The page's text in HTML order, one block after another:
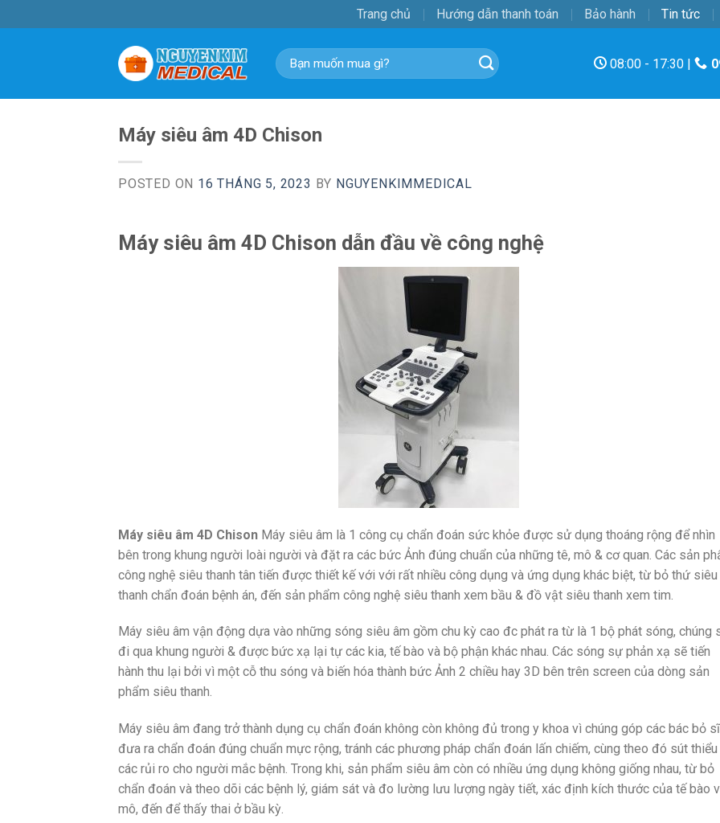
to
Trang chủ Hướng dẫn thanh toán Bảo hành Tin tức
Tìm
kiếm:
08:00 - 17:30 |
Máy siêu âm 4D Chison
POSTED ON 16 THÁNG 5, 2023 BY NGUYENKIMMEDICAL
Máy siêu âm 4D Chison dẫn đầu về công nghệ
Máy siêu âm 4D Chison Máy siêu âm là 1 công cụ chẩn đoán sức khỏe được sử dụng thoáng rộng để nhìn
bên trong khung người loài người và đặt ra các bức Ảnh đúng chuẩn của những tê, mô & cơ quan. Các sản
công nghệ siêu thanh tân tiến được thiết kế với với rất nhiều công dụng và ứng dụng khác biệt, từ bỏ thứ siêu
thanh chẩn đoán bệnh án, đến sản phẩm công nghệ siêu thanh xem bầu & đồ vật siêu thanh xem tim.
Máy siêu âm vận động dựa vào những sóng siêu âm gồm chu kỳ cao đc phát ra từ là 1 bộ phát sóng, chúng
đi qua khung người & được bức xạ lại tự các kia, tế bào và bộ phận khác nhau. Các sóng sự phản xạ sẽ tiến
hành thu lại bởi vì một cỗ thu sóng và biến hóa thành bức Ảnh 2 chiều hay 3D bên trên screen của dòng sản
phẩm siêu thanh.
Máy siêu âm đang trở thành dụng cụ chẩn đoán không còn không đủ trong y khoa vì chúng góp các bác bỏ sĩ
đưa ra chẩn đoán đúng chuẩn mực rộng, tránh các phương pháp chẩn đoán lấn chiếm, cùng theo đó sút thiểu
các rủi ro cho người mắc bệnh. Trong khi, sản phẩm siêu âm còn có nhiều ứng dụng không giống nhau, từ bỏ
chẩn đoán và theo dõi các bệnh lý, giám sát và đo lường lưu lượng ngày tiết, xác định kích thước của tế bào
mô, đến để thấy thai ở bầu kỳ.